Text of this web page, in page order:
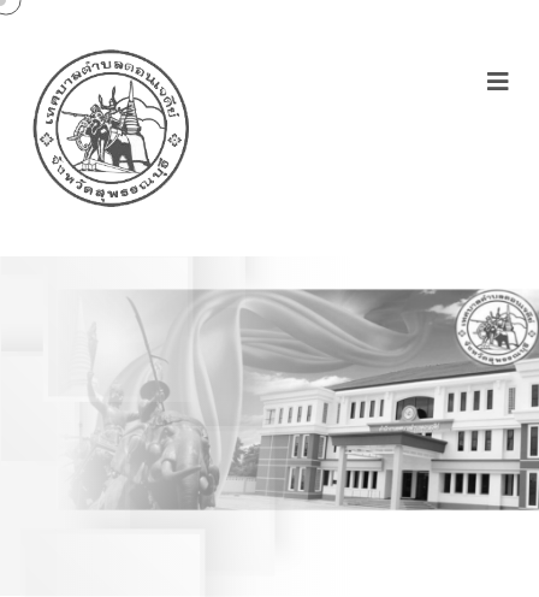
โครงการฝึกอาชีพระยะสั้น